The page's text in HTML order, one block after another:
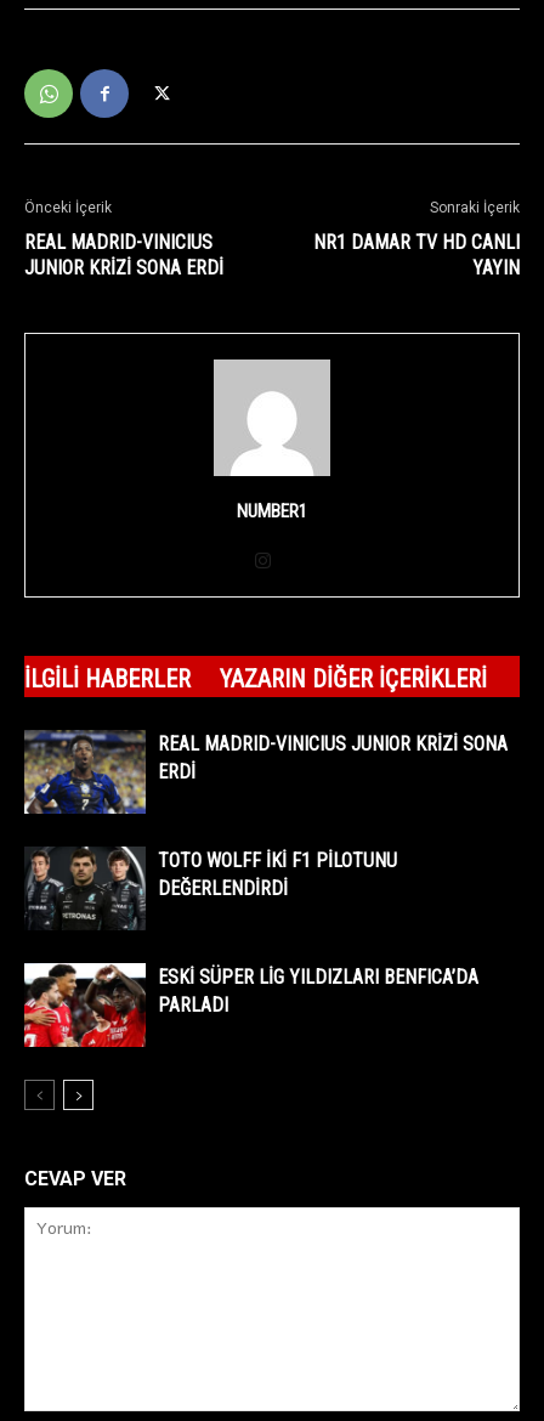
Önceki İçerik
REAL MADRID-VINICIUS
JUNIOR KRİZİ SONA ERDİ
Sonraki İçerik
NR1 DAMAR TV HD CANLI
YAYIN
NUMBER1
İLGILI HABERLER YAZARIN DIĞER İÇERIKLERI
REAL MADRID-VINICIUS JUNIOR KRİZİ SONA
ERDİ
TOTO WOLFF İKİ F1 PİLOTUNU
DEĞERLENDİRDİ
ESKİ SÜPER LİG YILDIZLARI BENFICA’DA
PARLADI
CEVAP VER